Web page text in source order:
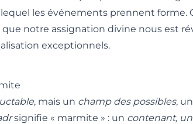
les événements prennent forme.
que notre assignation divine nous est
exceptionnels.
, mais un champ des possibles,
signifie « marmite » : un contenant,